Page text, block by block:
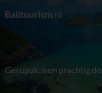
Balitourism.nl
Gerupuk: een prachtig